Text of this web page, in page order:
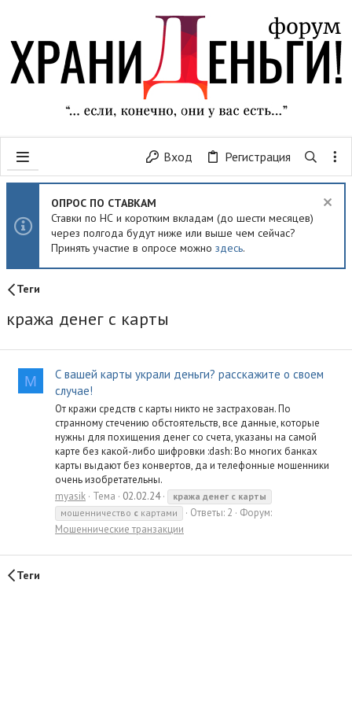
Вход Регистрация
ОПРОС ПО СТАВКАМ
Ставки по НС и коротким вкладам (до шести месяцев)
через полгода будут ниже или выше чем сейчас?
Принять участие в опросе можно здесь.
Теги
кража денег с карты
M
С вашей карты украли деньги? расскажите о своем
случае!
От кражи средств с карты никто не застрахован. По
странному стечению обстоятельств, все данные, которые
нужны для похищения денег со счета, указаны на самой
карте без какой-либо шифровки :dash: Во многих банках
карты выдают без конвертов, да и телефонные мошенники
очень изобретательны.
myasik Тема 02.02.24 кража денег с карты
мошенничество с картами Ответы: 2
Форум:
Мошеннические транзакции
Теги